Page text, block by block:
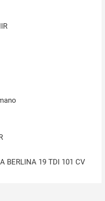
BERLINA 19 TDI 101 CV